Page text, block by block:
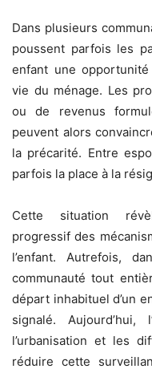
Dans plusieurs
poussent parfois les
enfant une opportunité
vie du ménage. Les
ou de revenus
peuvent alors
la précarité. Entre
parfois la place à la
Cette situation
progressif des
l’enfant. Autrefois,
communauté tout
départ inhabituel d’un
signalé.
l’urbanisation et les
réduire cette